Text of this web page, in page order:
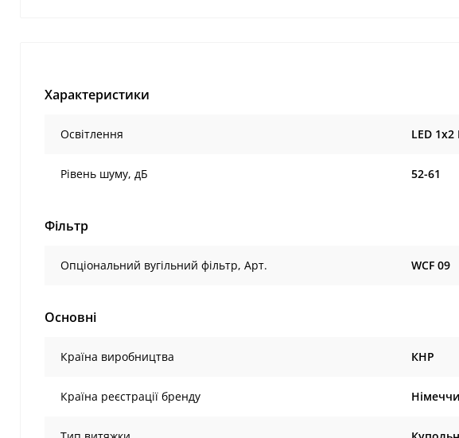
Характеристики
Освітлення LED 1x2
Рівень шуму, дБ 52-61
Фільтр
Опціональний вугільний фільтр, Арт. WCF 09
Основні
Країна виробництва КНР
Країна реєстрації бренду